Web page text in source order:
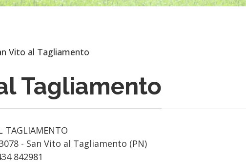
Vito al Tagliamento
Tagliamento
TAGLIAMENTO
- San Vito al Tagliamento (PN)
842981